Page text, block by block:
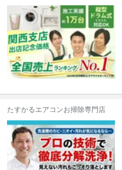
たすかるエアコンお掃除専門店